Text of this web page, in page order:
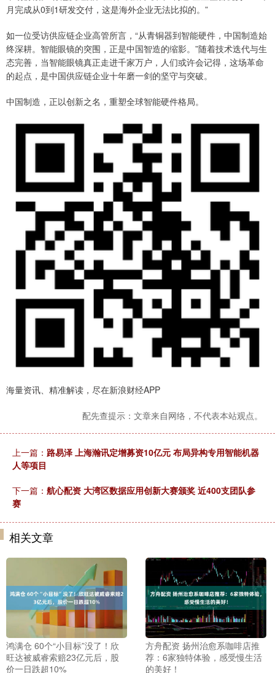
月完成从0到1研发交付，这是海外企业无法比拟的。”
如一位受访供应链企业高管所言，“从青铜器到智能硬件，中国制造始
终深耕。智能眼镜的突围，正是中国智造的缩影。”随着技术迭代与生
态完善，当智能眼镜真正走进千家万户，人们或许会记得，这场革命
的起点，是中国供应链企业十年磨一剑的坚守与突破。
中国制造，正以创新之名，重塑全球智能硬件格局。
海量资讯、精准解读，尽在新浪财经APP
配先查提示：文章来自网络，不代表本站观点。
上一篇： 路易泽 上海瀚讯定增募资10亿元 布局异构专用智能机器
人等项目
下一篇： 航心配资 大湾区数据应用创新大赛颁奖 近400支团队参
赛
相关文章
鸿满仓 60个“小目标”没了！欣
旺达被威睿索赔23亿元后，股
价一日跌超10%
方舟配资 扬州治愈系咖啡店推
荐：6家独特体验，感受慢生活
的美好！